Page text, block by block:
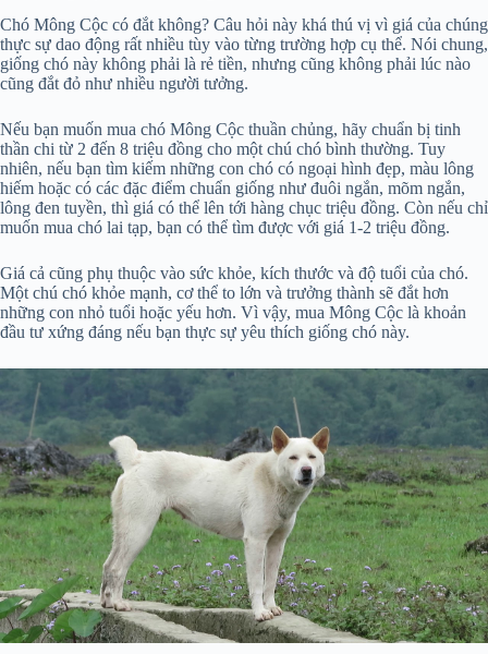
Chó Mông Cộc có đắt không? Câu hỏi này khá thú vị vì giá của chúng
thực sự dao động rất nhiều tùy vào từng trường hợp cụ thể. Nói chung,
giống chó này không phải là rẻ tiền, nhưng cũng không phải lúc nào
cũng đắt đỏ như nhiều người tưởng.
Nếu bạn muốn mua chó Mông Cộc thuần chủng, hãy chuẩn bị tinh
thần chi từ 2 đến 8 triệu đồng cho một chú chó bình thường. Tuy
nhiên, nếu bạn tìm kiếm những con chó có ngoại hình đẹp, màu lông
hiếm hoặc có các đặc điểm chuẩn giống như đuôi ngắn, mõm ngắn,
lông đen tuyền, thì giá có thể lên tới hàng chục triệu đồng. Còn nếu chỉ
muốn mua chó lai tạp, bạn có thể tìm được với giá 1-2 triệu đồng.
Giá cả cũng phụ thuộc vào sức khỏe, kích thước và độ tuổi của chó.
Một chú chó khỏe mạnh, cơ thể to lớn và trưởng thành sẽ đắt hơn
những con nhỏ tuổi hoặc yếu hơn. Vì vậy, mua Mông Cộc là khoản
đầu tư xứng đáng nếu bạn thực sự yêu thích giống chó này.